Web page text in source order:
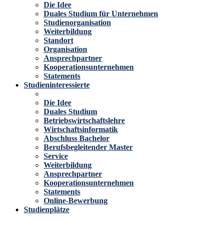
Die Idee
Duales Studium für Unternehmen
Studienorganisation
Weiterbildung
Standort
Organisation
Ansprechpartner
Kooperationsunternehmen
Statements
Studieninteressierte
Die Idee
Duales Studium
Betriebswirtschaftslehre
Wirtschaftsinformatik
Abschluss Bachelor
Berufsbegleitender Master
Service
Weiterbildung
Ansprechpartner
Kooperationsunternehmen
Statements
Online-Bewerbung
Studienplätze